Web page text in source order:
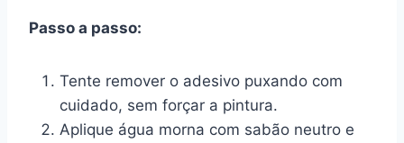
Passo a passo:
Tente remover o adesivo puxando com
cuidado, sem forçar a pintura.
Aplique água morna com sabão neutro e